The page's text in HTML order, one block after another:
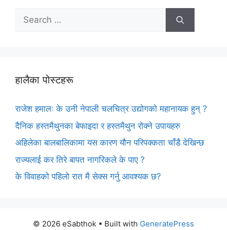
Search
for:
हालैका पोस्टहरू
राजेश हमालः के उनी नेपाली चलचित्र उद्योगको महानायक हुन् ?
दैनिक हस्तमैथुनका बेफाइदा र हस्तमैथुन रोक्ने उपायहरु
अहिलेका बालबालिकामा यस कारण यौन परिपक्कता चाँडै देखिन्छ
राज्यलाई कर तिरे बापत नागरिकले के पाए ?
के विवाहको पहिलो रात मै सेक्स गर्नु आवश्यक छ?
© 2026 eSabthok • Built with GeneratePress